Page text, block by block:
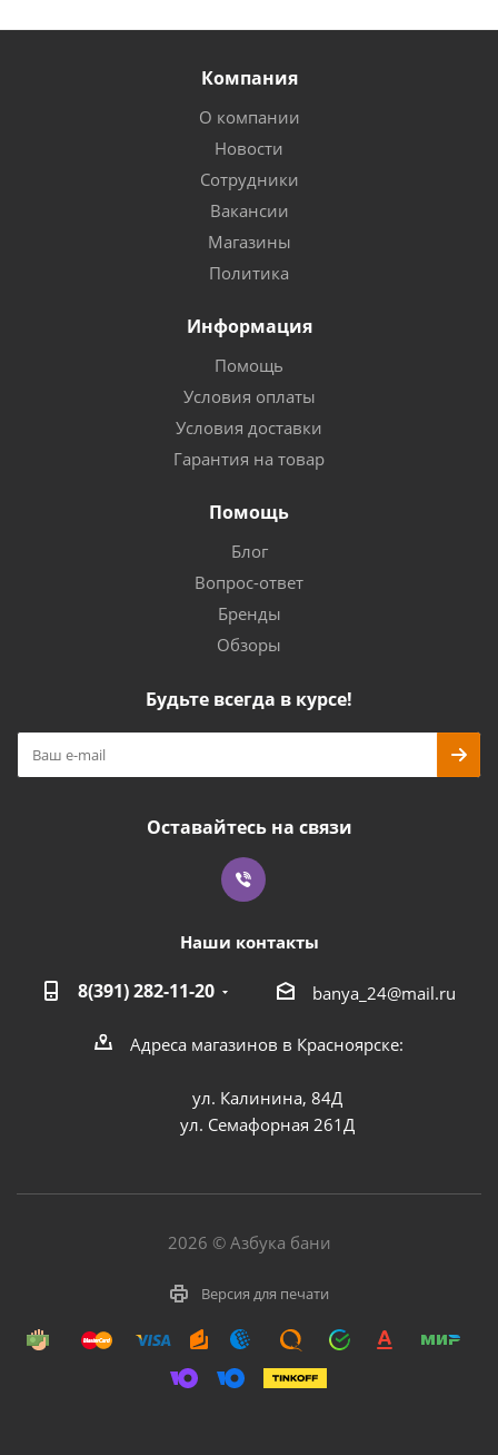
Компания
О компании
Новости
Сотрудники
Вакансии
Магазины
Политика
Информация
Помощь
Условия оплаты
Условия доставки
Гарантия на товар
Помощь
Блог
Вопрос-ответ
Бренды
Обзоры
Будьте всегда в курсе!
Оставайтесь на связи
Наши контакты
8(391) 282-11-20 banya_24@mail.ru
Адреса магазинов в Красноярске:
ул. Калинина, 84Д
ул. Семафорная 261Д
2026 © Азбука бани
Версия для печати